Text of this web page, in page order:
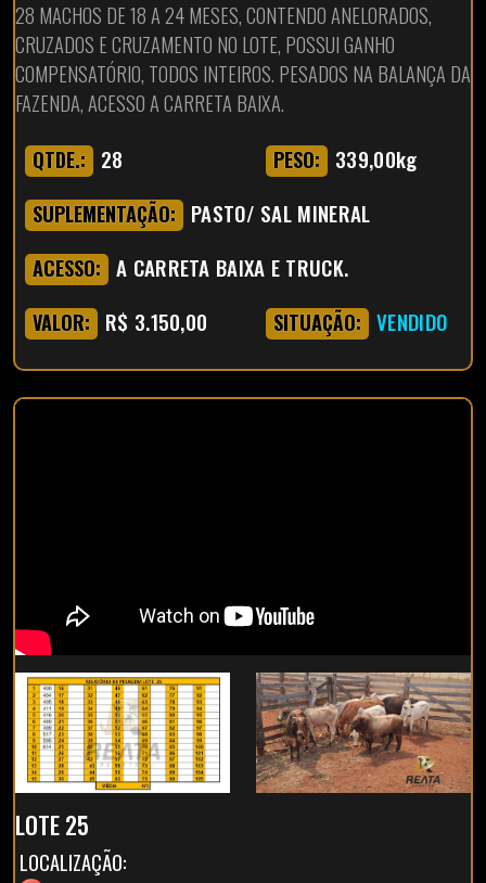
28 MACHOS DE 18 A 24 MESES, CONTENDO ANELORADOS,
CRUZADOS E CRUZAMENTO NO LOTE, POSSUI GANHO
COMPENSATÓRIO, TODOS INTEIROS. PESADOS NA BALANÇA DA
FAZENDA, ACESSO A CARRETA BAIXA.
QTDE.: 28 PESO: 339,00kg
SUPLEMENTAÇÃO: PASTO/ SAL MINERAL
ACESSO: A CARRETA BAIXA E TRUCK.
VALOR: R$ 3.150,00 SITUAÇÃO: VENDIDO
LOTE 25
LOCALIZAÇÃO: